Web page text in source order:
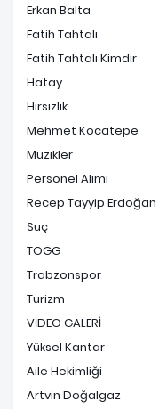
Erkan Balta
Fatih Tahtalı
Fatih Tahtalı Kimdir
Hatay
Hırsızlık
Mehmet Kocatepe
Müzikler
Personel Alımı
Recep Tayyip Erdoğan
Suç
TOGG
Trabzonspor
Turizm
VİDEO GALERİ
Yüksel Kantar
Aile Hekimliği
Artvin Doğalgaz